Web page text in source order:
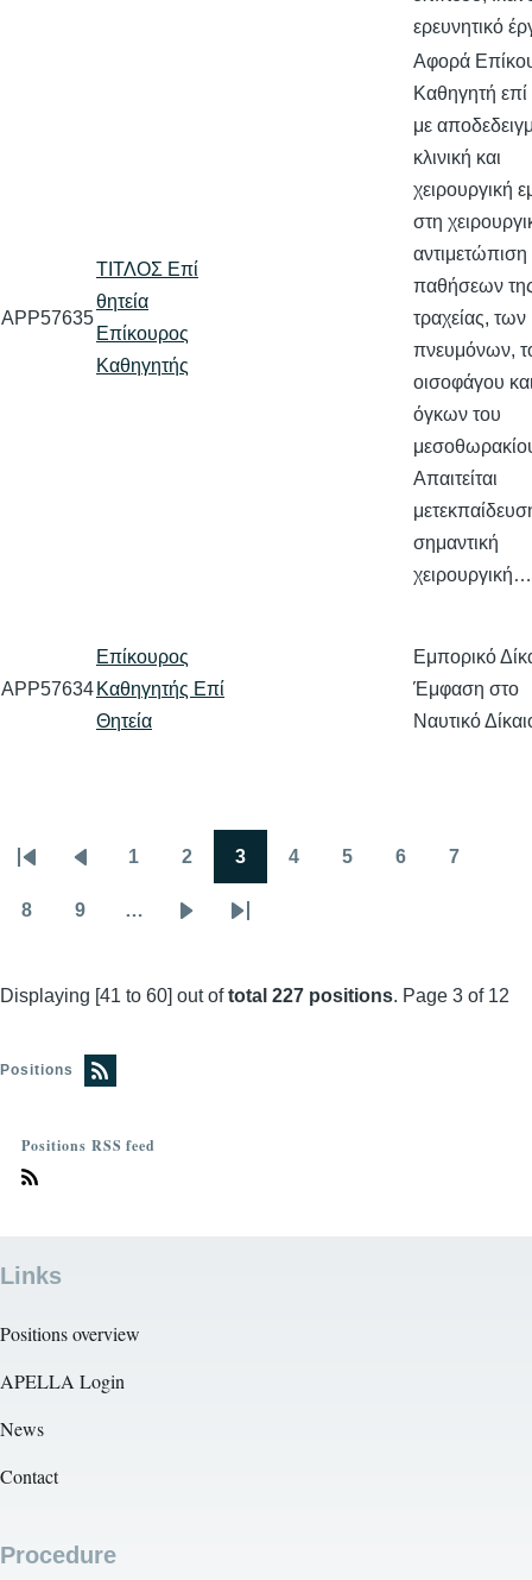
ερευνητικό
APP57635
ΤΙΤΛΟΣ Επί
θητεία
Επίκουρος
Καθηγητής
Αφορά
Καθηγητή επί
με
κλινική και
χειρουργική
στη
παθήσεων
τραχείας, των
πνευμόνων,
οισοφάγου
όγκων του
Απαιτείται
σημαντική
χειρουργική…
APP57634
Επίκουρος
Καθηγητής Επί
Θητεία
Εμπορικό
Έμφαση στο
Ναυτικό
Pagination
First
page
Previous
page
1 2 3 4 5 6 7
8 9 …
Last
Displaying [41 to 60] out oftotal 227 positions. Page 3 of 12
Positions
Positions RSS feed
Links
Positions overview
APELLA Login
News
Contact
Procedure